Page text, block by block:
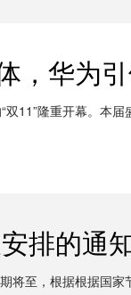
，华为
11”隆重开幕。本
排的通
将至，根据根据国